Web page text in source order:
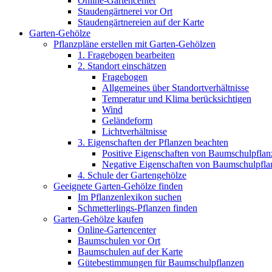
Staudengärtnerei vor Ort
Staudengärtnereien auf der Karte
Garten-Gehölze
Pflanzpläne erstellen mit Garten-Gehölzen
1. Fragebogen bearbeiten
2. Standort einschätzen
Fragebogen
Allgemeines über Standortverhältnisse
Temperatur und Klima berücksichtigen
Wind
Geländeform
Lichtverhältnisse
3. Eigenschaften der Pflanzen beachten
Positive Eigenschaften von
Negative Eigenschaften von
4. Schule der Gartengehölze
Geeignete Garten-Gehölze finden
Im Pflanzenlexikon suchen
Schmetterlings-Pflanzen finden
Garten-Gehölze kaufen
Online-Gartencenter
Baumschulen vor Ort
Baumschulen auf der Karte
Gütebestimmungen für Baumschulpflanzen